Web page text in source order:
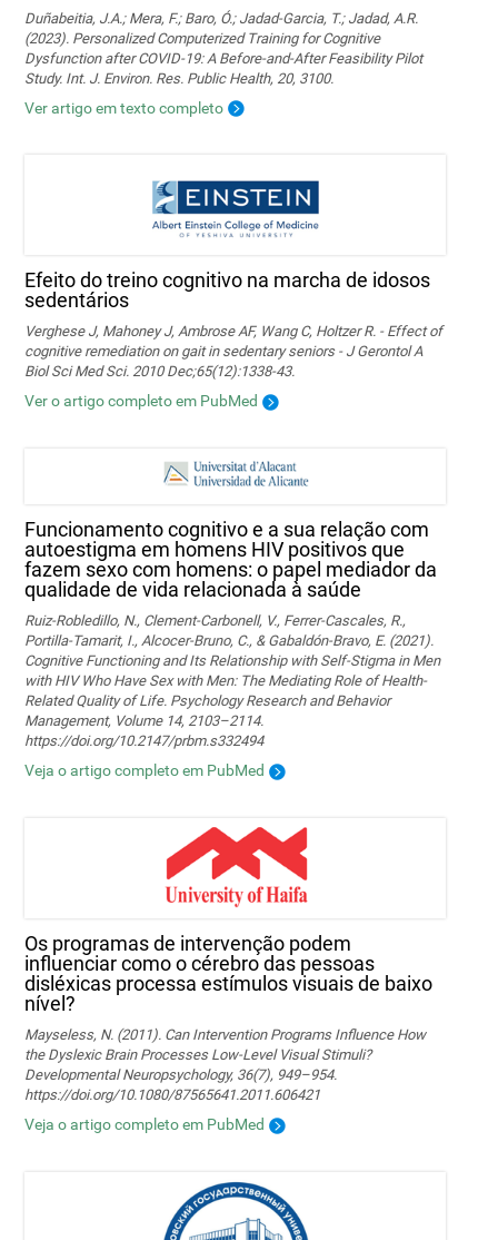
Duñabeitia, J.A.; Mera, F.; Baro, Ó.; Jadad-Garcia, T.; Jadad, A.R.
(2023). Personalized Computerized Training for Cognitive
Dysfunction after COVID-19: A Before-and-After Feasibility Pilot
Study. Int. J. Environ. Res. Public Health, 20, 3100.
Ver artigo em texto completo
Efeito do treino cognitivo na marcha de idosos
sedentários
Verghese J, Mahoney J, Ambrose AF, Wang C, Holtzer R. - Effect of
cognitive remediation on gait in sedentary seniors - J Gerontol A
Biol Sci Med Sci. 2010 Dec;65(12):1338-43.
Ver o artigo completo em PubMed
Funcionamento cognitivo e a sua relação com
autoestigma em homens HIV positivos que
fazem sexo com homens: o papel mediador da
qualidade de vida relacionada à saúde
Ruiz-Robledillo, N., Clement-Carbonell, V., Ferrer-Cascales, R.,
Portilla-Tamarit, I., Alcocer-Bruno, C., & Gabaldón-Bravo, E. (2021).
Cognitive Functioning and Its Relationship with Self-Stigma in Men
with HIV Who Have Sex with Men: The Mediating Role of Health-
Related Quality of Life. Psychology Research and Behavior
Management, Volume 14, 2103–2114.
https://doi.org/10.2147/prbm.s332494
Veja o artigo completo em PubMed
Os programas de intervenção podem
influenciar como o cérebro das pessoas
disléxicas processa estímulos visuais de baixo
nível?
Mayseless, N. (2011). Can Intervention Programs Influence How
the Dyslexic Brain Processes Low-Level Visual Stimuli?
Developmental Neuropsychology, 36(7), 949–954.
https://doi.org/10.1080/87565641.2011.606421
Veja o artigo completo em PubMed